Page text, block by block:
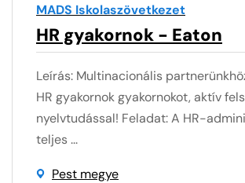
MADS Iskolaszövetkezet
HR gyakornok - Eaton
Leírás: Multinacionális
HR gyakornok gyakornokot, aktív
nyelvtudással! Feladat: A HR-
teljes ...
Pest megye